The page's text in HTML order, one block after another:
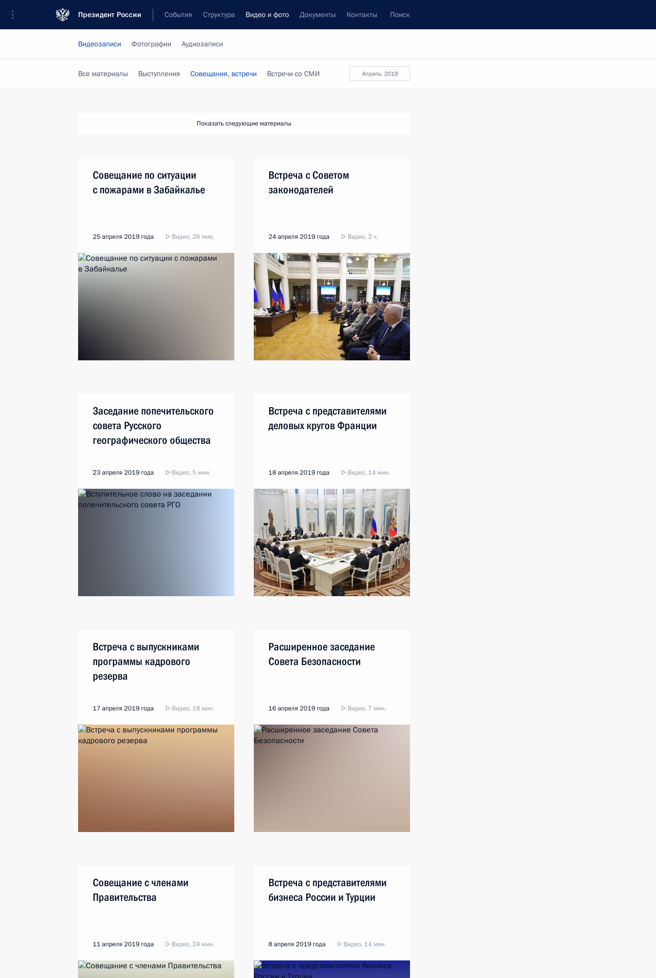
Президент России События Структура Видео и фото Документы Контакты Поиск
Видеозаписи Фотографии Аудиозаписи
апрель, 2019
Все материалы Выступления Совещания, встречи Встречи со СМИ
Показать следующие материалы
Совещание по ситуации
с пожарами в Забайкалье
25 апреля 2019 года Видео, 26 мин.
Встреча с Советом
законодателей
24 апреля 2019 года Видео, 2 ч.
Заседание попечительского
совета Русского
географического общества
23 апреля 2019 года Видео, 5 мин.
Встреча с представителями
деловых кругов Франции
18 апреля 2019 года Видео, 14 мин.
Встреча с выпускниками
программы кадрового
резерва
17 апреля 2019 года Видео, 18 мин.
Расширенное заседание
Совета Безопасности
16 апреля 2019 года Видео, 7 мин.
Совещание с членами
Правительства
11 апреля 2019 года Видео, 24 мин.
Встреча с представителями
бизнеса России и Турции
8 апреля 2019 года Видео, 14 мин.